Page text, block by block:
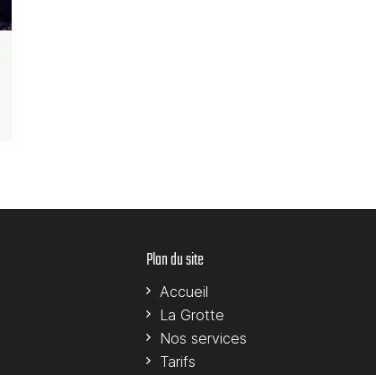
Plan du site
Accueil
La Grotte
Nos services
Tarifs